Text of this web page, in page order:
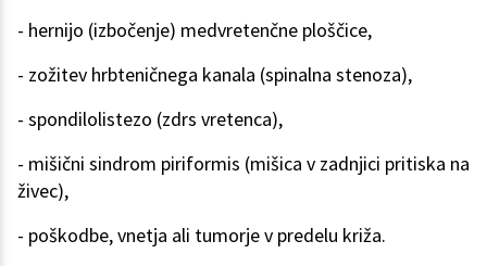
- hernijo (izbočenje) medvretenčne ploščice,
- zožitev hrbteničnega kanala (spinalna stenoza),
- spondilolistezo (zdrs vretenca),
- mišični sindrom piriformis (mišica v zadnjici pritiska na
živec),
- poškodbe, vnetja ali tumorje v predelu križa.